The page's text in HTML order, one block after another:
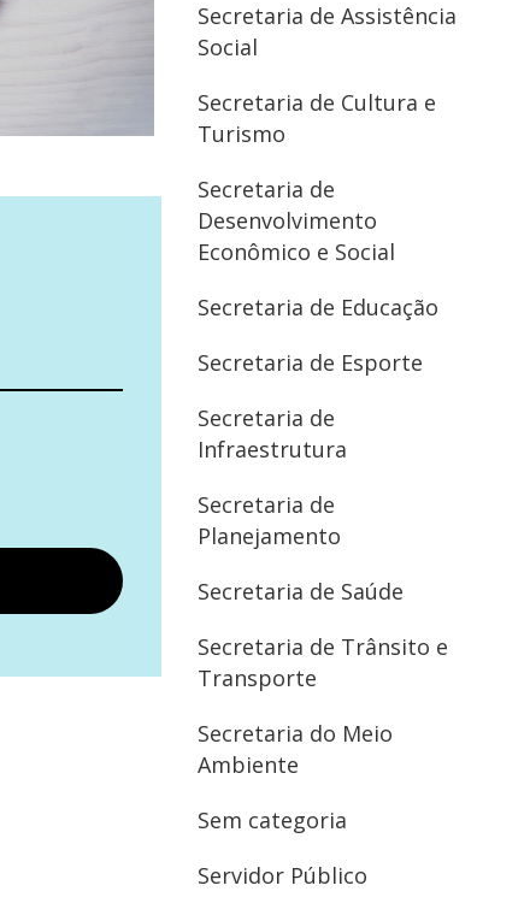
Secretaria de Assistência
Social
Secretaria de Cultura e
Turismo
Secretaria de
Desenvolvimento
Econômico e Social
Secretaria de Educação
Secretaria de Esporte
Secretaria de
Infraestrutura
Secretaria de
Planejamento
Secretaria de Saúde
Secretaria de Trânsito e
Transporte
Secretaria do Meio
Ambiente
Sem categoria
Servidor Público